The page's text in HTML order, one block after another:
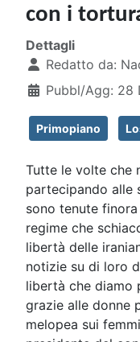
con i
Dettagli
Redatto da:
Pubbl/Agg: 28
Primopiano
Tutte le volte che
partecipando alle
sono tenute
regime che
libertà delle
notizie su di loro
libertà che diamo
grazie alle donne
melopea sui